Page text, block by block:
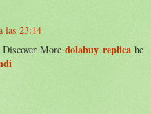
las 23:14
Discover Moredolabuy replicahe